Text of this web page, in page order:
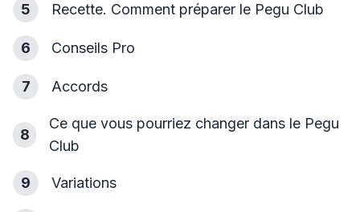
5 Recette. Comment préparer le Pegu Club
6 Conseils Pro
7 Accords
8
Ce que vous pourriez changer dans le Pegu
Club
9 Variations